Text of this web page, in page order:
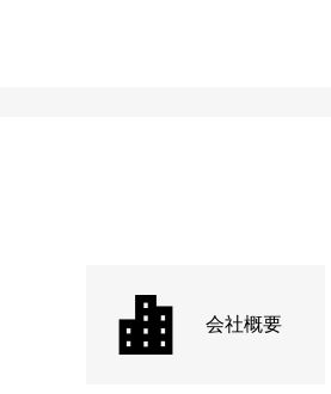
会社概要